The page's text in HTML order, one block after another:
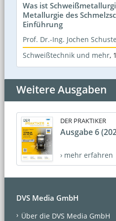
Was ist
Metallurgie des
Einführung
Prof. Dr.-Ing. Jochen
Schweißtechnik und mehr,
Weitere Ausgaben
DER PRAKTIKER
Ausgabe 6
› mehr erfahren
DVS Media GmbH
Über die DVS Media GmbH